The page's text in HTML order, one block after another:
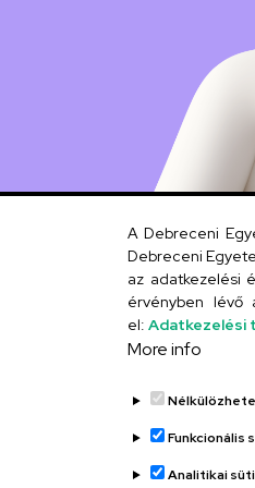
A Debreceni
Debreceni
az adatkezelési
érvényben lévő
el: Adatkezelési
More info
Funkcionális
Analitikai